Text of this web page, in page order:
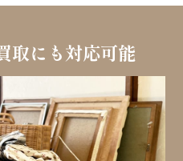
取にも対応可能